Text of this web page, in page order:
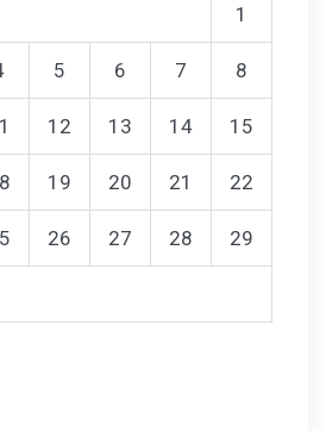
1
5 6 7 8
12 13 14 15
19 20 21 22
26 27 28 29